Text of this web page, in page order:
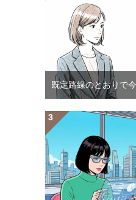
既定路線のとおりで